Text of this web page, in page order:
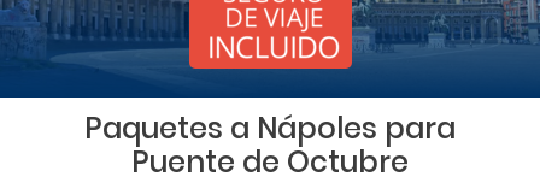
Paquetes a Nápoles para
Puente de Octubre